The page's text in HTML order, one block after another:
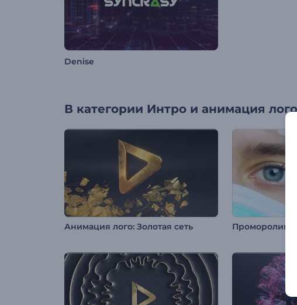
Denise
В категории Интро и анимация лого
Анимация лого: Золотая сеть Проморолик: